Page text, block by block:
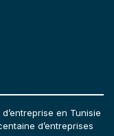
en Tunisie
d’entreprises